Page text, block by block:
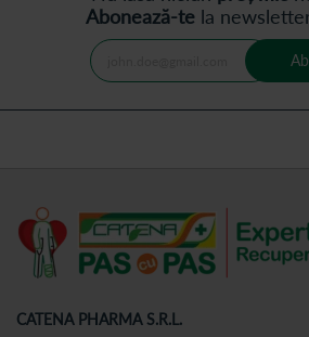
Abonează-tela
CATENA PHARMA S.R.L.